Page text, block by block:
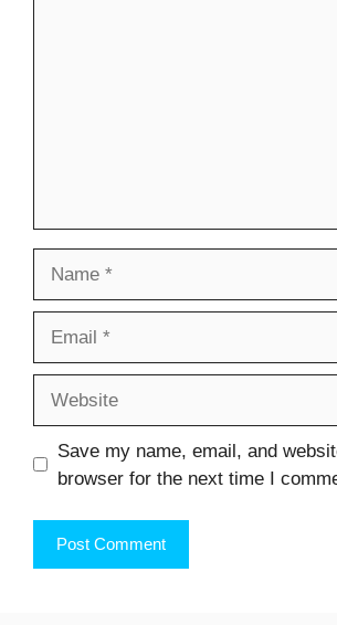
Save my name, email, and
browser for the next time I